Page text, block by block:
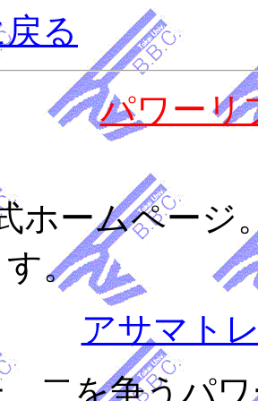
る
パワーリ
ホームページ
す。
アサマト
、二を争うパ